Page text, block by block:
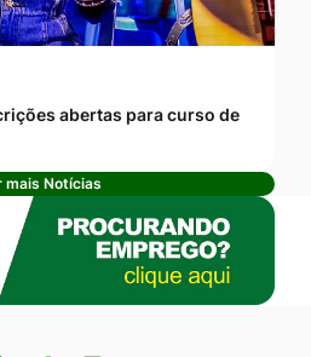
abertas para curso de
mais Notícias